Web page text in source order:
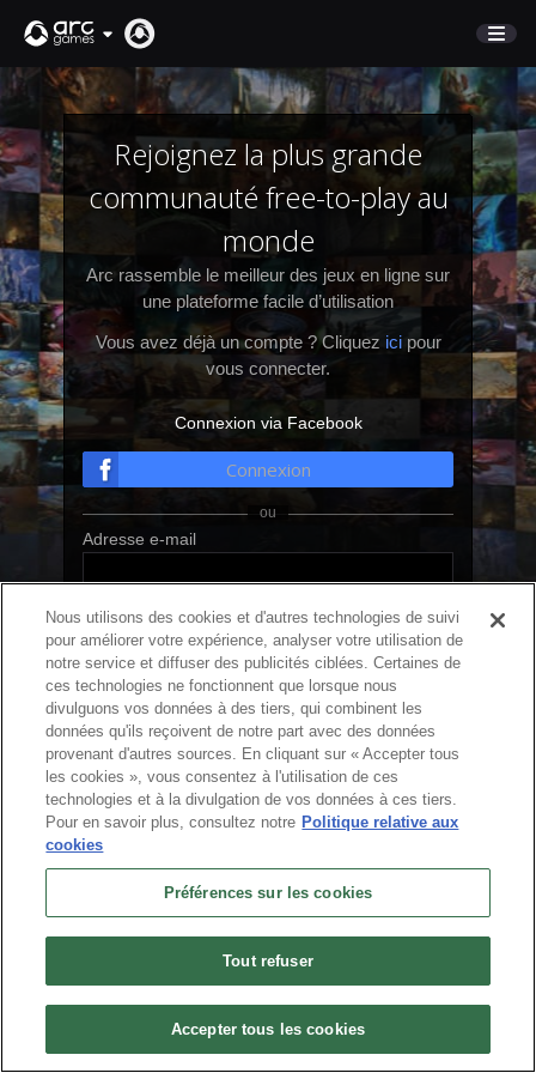
BOUTIQUE
SUPPORT
Connexion
Deutsch
Français
Italiano
Pусский
Español
Rejoignez la plus grande
communauté free-to-play au
monde
Arc rassemble le meilleur des jeux en ligne sur
une plateforme facile d’utilisation
Vous avez déjà un compte ? Cliquez icipour
vous connecter.
Connexion via Facebook
Connexion
Adresse e-mail
Pseudo
Suivant
Conditions d'utilisation
Nous utilisons des cookies et d'autres technologies de suivi
pour améliorer votre expérience, analyser votre utilisation de
notre service et diffuser des publicités ciblées. Certaines de
ces technologies ne fonctionnent que lorsque nous
divulguons vos données à des tiers, qui combinent les
données qu'ils reçoivent de notre part avec des données
provenant d'autres sources. En cliquant sur « Accepter tous
les cookies », vous consentez à l'utilisation de ces
technologies et à la divulgation de vos données à ces tiers.
Pour en savoir plus, consultez notre Politique relative aux
cookies
Préférences sur les cookies
Tout refuser
Accepter tous les cookies